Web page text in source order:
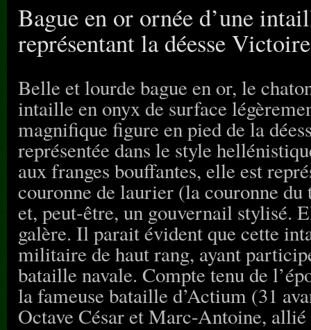
Bague en or ornée d’une
représentant la déesse
Belle et lourde bague en or, le
intaille en onyx de surface
magnifique figure en pied de la
représentée dans le style
aux franges bouffantes, elle est
couronne de laurier (la couronne
et, peut-être, un gouvernail stylisé.
galère. Il parait évident que cette
militaire de haut rang, ayant
bataille navale. Compte tenu de
la fameuse bataille d’Actium (31
Octave César et Marc-Antoine,